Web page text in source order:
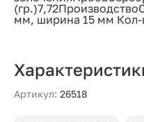
мм, ширина 15 мм Кол-
Артикул: 26518